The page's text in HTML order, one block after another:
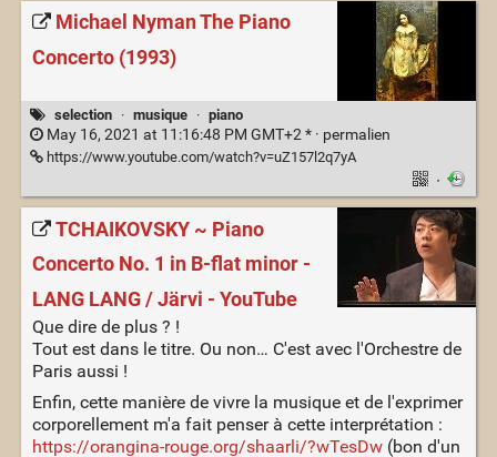
Michael Nyman The Piano
Concerto (1993)
selection · musique · piano
May 16, 2021 at 11:16:48 PM GMT+2 * · permalien
https://www.youtube.com/watch?v=uZ157l2q7yA
·
TCHAIKOVSKY ~ Piano
Concerto No. 1 in B-flat minor -
LANG LANG / Järvi - YouTube
Que dire de plus ? !
Tout est dans le titre. Ou non… C'est avec l'Orchestre de
Paris aussi !
Enfin, cette manière de vivre la musique et de l'exprimer
corporellement m'a fait penser à cette interprétation :
https://orangina-rouge.org/shaarli/?wTesDw(bon d'un